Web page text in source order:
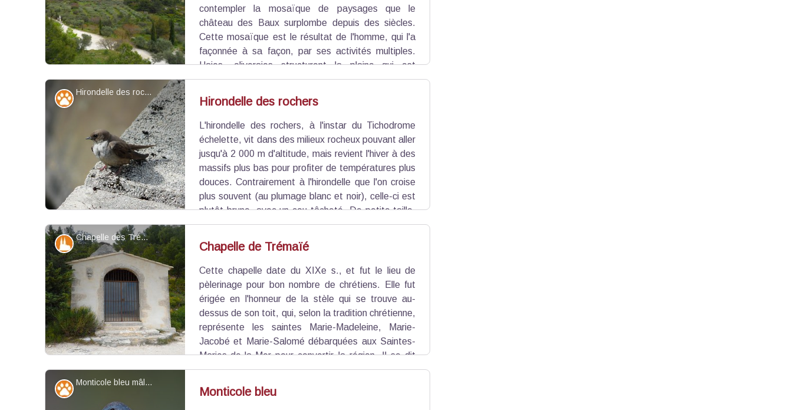
Voir l'image en plein écran
contempler la mosaïque de paysages que le
château des Baux surplombe depuis des siècles.
Cette mosaïque est le résultat de l'homme, qui l'a
façonnée à sa façon, par ses activités multiples.
Haies, oliveraies structurent la plaine qui est
encerclée par Baumayrane au nord et les rochers d'Entreconque au sud. Pour tout
savoir de la culture des arbres emblématiques des Alpilles, tels que les oliviers et les
amandiers, découvrez le chemin paysan en contrebas (renseignements auprès de
l'Office de Tourisme des Baux-de-Provence).
Hirondelle des rochers - ©DR
Voir l'image en plein écran
Faune Hirondelle des rochers
L'hirondelle des rochers, à l'instar du Tichodrome
échelette, vit dans des milieux rocheux pouvant aller
jusqu'à 2 000 m d'altitude, mais revient l'hiver à des
massifs plus bas pour profiter de températures plus
douces. Contrairement à l'hirondelle que l'on croise
plus souvent (au plumage blanc et noir), celle-ci est
plutôt brune, avec un cou tâcheté. De petite taille,
elle se manifeste très peu, ce qui la rend plus difficile à observer.
Chapelle des Trémaïé - ©Jason Gaydier - PNR Alpilles
Patrimoine et histoire Chapelle de Trémaïé
Cette chapelle date du XIXe s., et fut le lieu de
pèlerinage pour bon nombre de chrétiens. Elle fut
érigée en l'honneur de la stèle qui se trouve au-
dessus de son toit, qui, selon la tradition chrétienne,
représente les saintes Marie-Madeleine, Marie-
Jacobé et Marie-Salomé débarquées aux Saintes-
Maries-de-la-Mer pour convertir la région. Il se dit
qu'il s'agirait en fait de trois personnages romains, parmi lesquels figurent le général
Caïus Marius ainsi que sa femme Julia, la tante de Jules César.
Monticole bleu mâle - ©Artemy Volkhansky
Faune Monticole bleu